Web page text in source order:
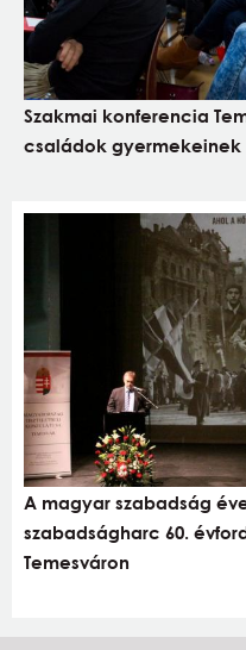
Szakmai konferencia
családok
A magyar szabadság
szabadságharc 60.
Temesváron